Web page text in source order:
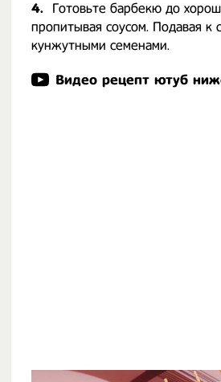
4.
Готовьте барбекю до
пропитывая соусом. Подавая к
кунжутными семенами.
Видео рецепт ютуб